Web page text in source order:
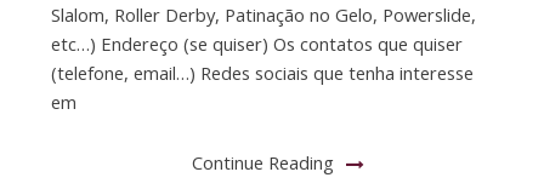
Slalom, Roller Derby, Patinação no Gelo, Powerslide,
etc…) Endereço (se quiser) Os contatos que quiser
(telefone, email…) Redes sociais que tenha interesse
em
Continue Reading